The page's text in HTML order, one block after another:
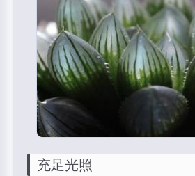
充足光照